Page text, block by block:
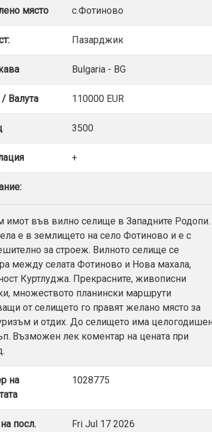
място с.Фотиново
Пазарджик
Bulgaria - BG
Валута 110000 EUR
3500
+
имот във вилно селище в Западните Родопи.
е в землището на село Фотиново и е с
за строеж. Вилното селище се
между селата Фотиново и Нова махала,
Куртлуджа. Прекрасните, живописни
множеството планински маршрути
от селището го правят желано място за
и отдих. До селището има
Възможен лек коментар на цената при
на
1028775
посл.
Fri Jul 17 2026